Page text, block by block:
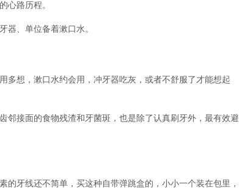
心路历程。
器、单位备着漱口水。
多想，漱口水约会用，冲牙器吃灰，或者不舒服了才能想起
邻接面的食物残渣和牙菌斑，也是除了认真刷牙外，最有效避
牙线还不简单，买这种自带弹跳盒的，小小一个装在包里，